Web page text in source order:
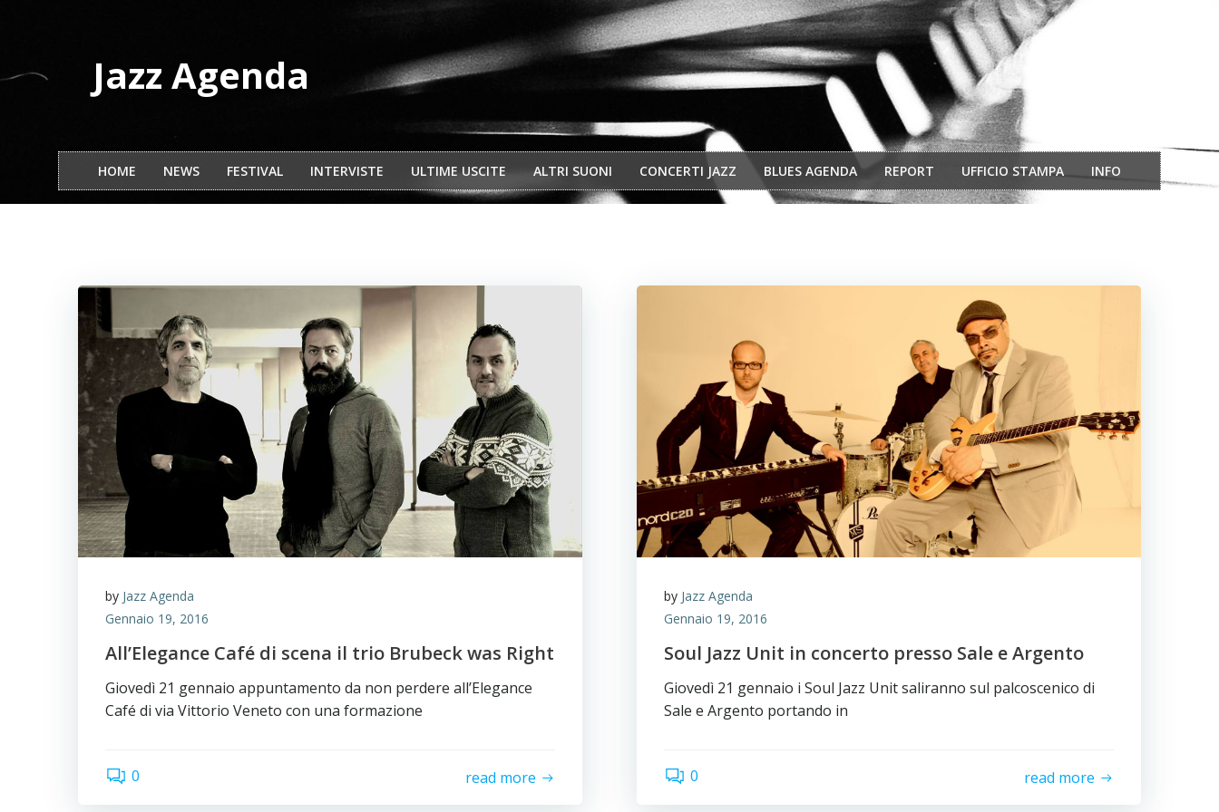
Jazz Agenda
HOME NEWS FESTIVAL INTERVISTE ULTIME USCITE ALTRI SUONI CONCERTI JAZZ BLUES AGENDA REPORT UFFICIO STAMPA INFO
by Jazz Agenda
Gennaio 19, 2016
All’Elegance Café di scena il trio Brubeck was Right
Giovedì 21 gennaio appuntamento da non perdere all’Elegance
Café di via Vittorio Veneto con una formazione
0 read more
by Jazz Agenda
Gennaio 19, 2016
Soul Jazz Unit in concerto presso Sale e Argento
Giovedì 21 gennaio i Soul Jazz Unit saliranno sul palcoscenico di
Sale e Argento portando in
0 read more